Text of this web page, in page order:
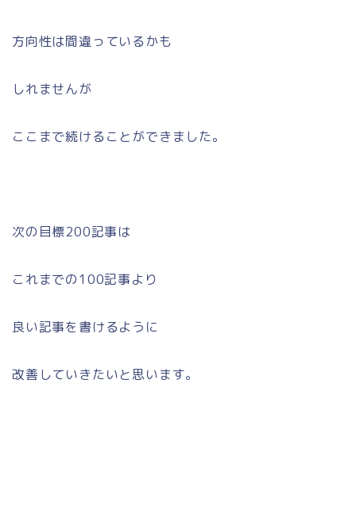
方向性は間違っているかも
しれませんが
ここまで続けることができました。
次の目標200記事は
これまでの100記事より
良い記事を書けるように
改善していきたいと思います。